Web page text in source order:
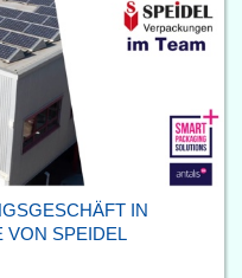
IN
VON SPEIDEL